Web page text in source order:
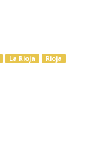
La Rioja
Rioja